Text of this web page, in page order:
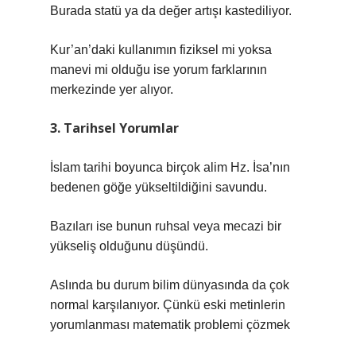
Burada statü ya da değer artışı kastediliyor.
Kur’an’daki kullanımın fiziksel mi yoksa
manevi mi olduğu ise yorum farklarının
merkezinde yer alıyor.
3. Tarihsel Yorumlar
İslam tarihi boyunca birçok alim Hz. İsa’nın
bedenen göğe yükseltildiğini savundu.
Bazıları ise bunun ruhsal veya mecazi bir
yükseliş olduğunu düşündü.
Aslında bu durum bilim dünyasında da çok
normal karşılanıyor. Çünkü eski metinlerin
yorumlanması matematik problemi çözmek